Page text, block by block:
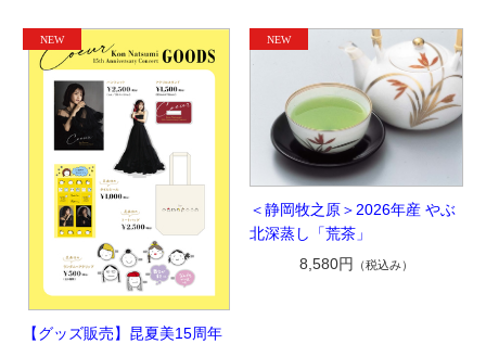
【グッズ販売】昆夏美15周年
＜静岡牧之原＞2026年産 やぶ
北深蒸し「荒茶」
8,580円
（税込み）